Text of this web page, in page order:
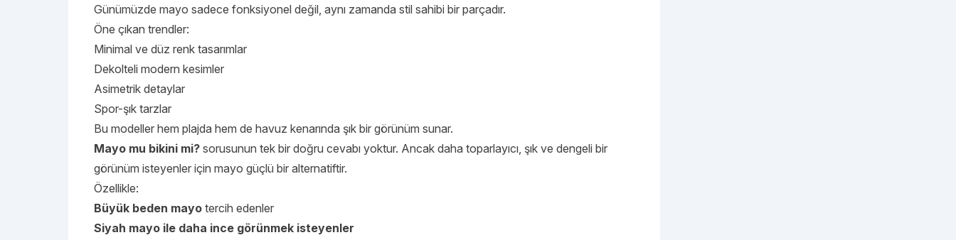
Günümüzde mayo sadece fonksiyonel değil, aynı zamanda stil sahibi bir parçadır.
Öne çıkan trendler:
Minimal ve düz renk tasarımlar
Dekolteli modern kesimler
Asimetrik detaylar
Spor-şık tarzlar
Bu modeller hem plajda hem de havuz kenarında şık bir görünüm sunar.
Mayo mu bikini mi? sorusunun tek bir doğru cevabı yoktur. Ancak daha toparlayıcı, şık ve dengeli bir
görünüm isteyenler için mayo güçlü bir alternatiftir.
Özellikle:
Büyük beden mayo tercih edenler
Siyah mayo ile daha ince görünmek isteyenler